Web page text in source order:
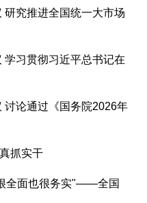
究推进全国统一大市场
习贯彻习近平总书记在
讨论通过《国务院2026年
抓实干
全面也很务实"——全国